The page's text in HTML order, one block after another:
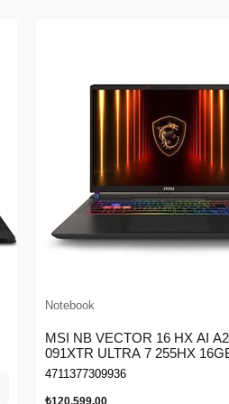
Notebook
MSI NB VECTOR 16 HX AI
091XTR ULTRA 7 255HX
RTX5070TI GDDR7 12GB 1TB
4711377309936